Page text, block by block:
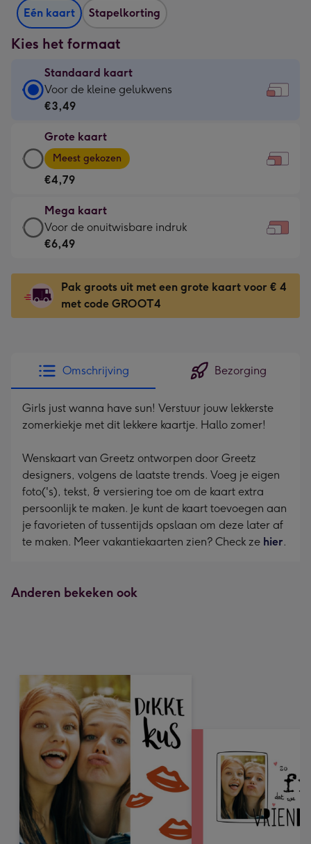
Eén kaart Stapelkorting
Kies het formaat
Standaard kaart
Standaard
kaart
€3,49
-
Voor
kleine
gelukwens
-
160
x
120
mm
Voor de kleine gelukwens
€3,49
Grote kaart
Grote
kaart
-
€4,79
-
Meest
gekozen
Dimensions:
231
x
Meest gekozen
€4,79
Mega kaart
Mega
kaart
€6,49
-
Voor
-
Dimensions:
333
x
mm
Voor de onuitwisbare indruk
€6,49
Pak groots uit met een grote kaart voor € 4
met code GROOT4
Omschrijving Bezorging
Girls just wanna have sun! Verstuur jouw lekkerste
zomerkiekje met dit lekkere kaartje. Hallo zomer!
Wenskaart van Greetz ontworpen door Greetz
designers, volgens de laatste trends. Voeg je eigen
foto('s), tekst, & versiering toe om de kaart extra
persoonlijk te maken. Je kunt de kaart toevoegen aan
je favorieten of tussentijds opslaan om deze later af
te maken. Meer vakantiekaarten zien? Check ze hier.
Anderen bekeken ook